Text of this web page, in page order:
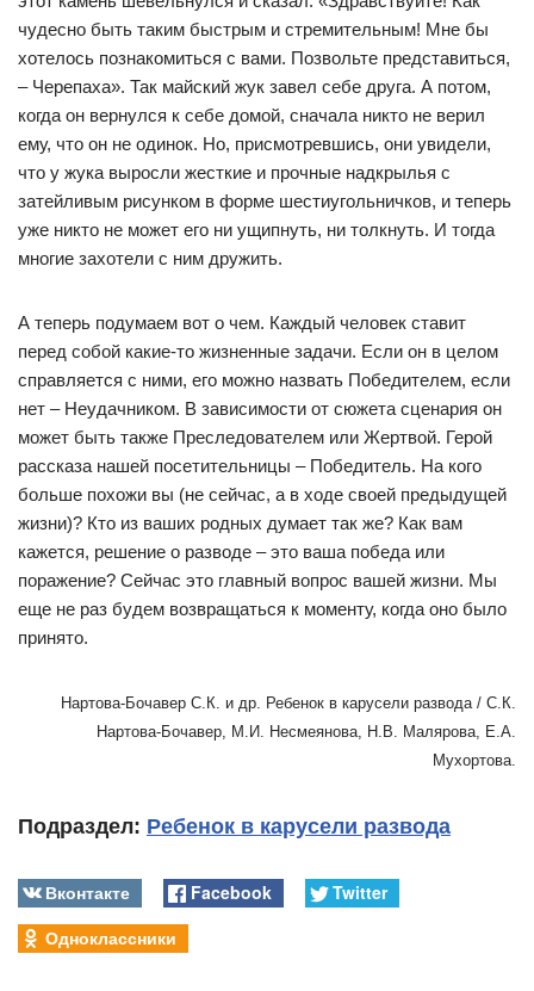
чудесно быть таким быстрым и стремительным! Мне бы
хотелось познакомиться с вами. Позвольте представиться,
– Черепаха». Так майский жук завел себе друга. А потом,
когда он вернулся к себе домой, сначала никто не верил
ему, что он не одинок. Но, присмотревшись, они увидели,
что у жука выросли жесткие и прочные надкрылья с
затейливым рисунком в форме шестиугольничков, и теперь
уже никто не может его ни ущипнуть, ни толкнуть. И тогда
многие захотели с ним дружить.
А теперь подумаем вот о чем. Каждый человек ставит
перед собой какие-то жизненные задачи. Если он в целом
справляется с ними, его можно назвать Победителем, если
нет – Неудачником. В зависимости от сюжета сценария он
может быть также Преследователем или Жертвой. Герой
рассказа нашей посетительницы – Победитель. На кого
больше похожи вы (не сейчас, а в ходе своей предыдущей
жизни)? Кто из ваших родных думает так же? Как вам
кажется, решение о разводе – это ваша победа или
поражение? Сейчас это главный вопрос вашей жизни. Мы
еще не раз будем возвращаться к моменту, когда оно было
принято.
Нартова-Бочавер С.К. и др. Ребенок в карусели развода / С.К.
Нартова-Бочавер, М.И. Несмеянова, Н.В. Малярова, Е.А.
Мухортова.
Подраздел: Ребенок в карусели развода
Вконтакте Facebook
Twitter
Одноклассники